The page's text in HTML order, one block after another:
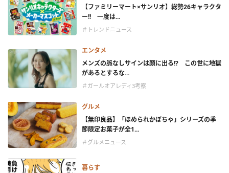
【ファミリーマート×サンリオ】総勢26キャラクタ
ー!! 一度は...
＃トレンドニュース
エンタメ
メンズの脈なしサインは顔に出る!? この世に地獄
があるとするな...
＃ガールオアレディ3考察
グルメ
【無印良品】「ほめられかぼちゃ」シリーズの季
節限定お菓子が全1...
＃グルメニュース
暮らす